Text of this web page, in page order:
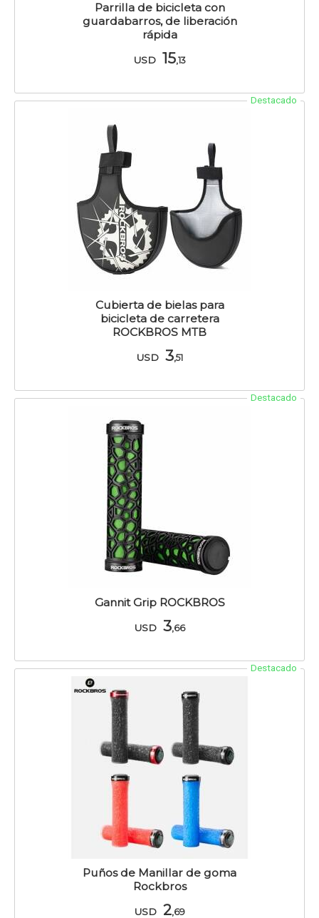
Parrilla de bicicleta con
guardabarros, de liberación
rápida
USD 15,13
Destacado
Cubierta de bielas para
bicicleta de carretera
ROCKBROS MTB
USD 3,51
Destacado
Gannit Grip ROCKBROS
USD 3,66
Destacado
Puños de Manillar de goma
Rockbros
USD 2,69